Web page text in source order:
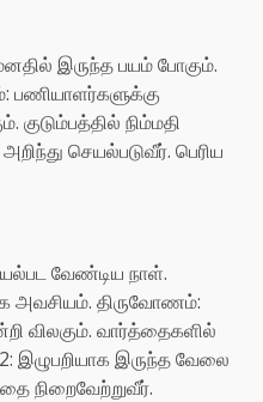
இருந்த பயம் போகும்.
பணியாளர்களுக்கு
குடும்பத்தில் நிம்மதி
செயல்படுவீர். பெரிய
வேண்டிய நாள்.
அவசியம். திருவோணம்:
விலகும். வார்த்தைகளில்
இழுபறியாக இருந்த வேலை
நிறைவேற்றுவீர்.